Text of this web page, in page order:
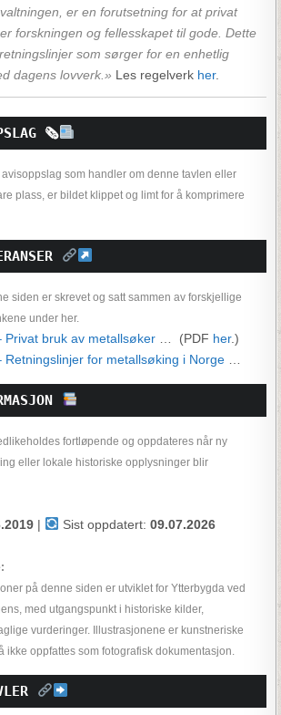
er en forutsetning for at privat
forskningen og fellesskapet til gode. Dette
som sørger for en enhetlig
dagens lovverk.» Les regelverk her.
🗞
som handler om denne tavlen eller
plass, er bildet klippet og limt for å komprimere
siden er skrevet og satt sammen av forskjellige
under her.
Privat bruk av metallsøker … (PDF her.)
Retningslinjer for metallsøking i Norge
fortløpende og oppdateres når ny
eller lokale historiske opplysninger blir
| Sist oppdatert:09.07.2026
på denne siden er utviklet for Ytterbygda ved
med utgangspunkt i historiske kilder,
vurderinger. Illustrasjonene er kunstneriske
ikke oppfattes som fotografisk dokumentasjon.